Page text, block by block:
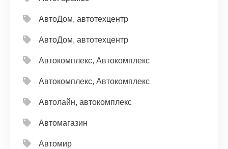
АвтоДом, автотехцентр
АвтоДом, автотехцентр
Автокомплекс, Автокомплекс
Автокомплекс, Автокомплекс
Автолайн, автокомплекс
Автомагазин
Автомир